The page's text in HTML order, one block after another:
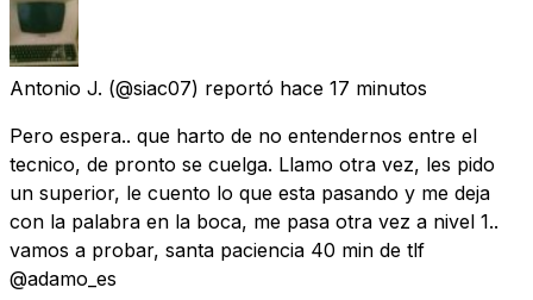
Antonio J. (@siac07) reportó hace 17 minutos
Pero espera.. que harto de no entendernos entre el
tecnico, de pronto se cuelga. Llamo otra vez, les pido
un superior, le cuento lo que esta pasando y me deja
con la palabra en la boca, me pasa otra vez a nivel 1..
vamos a probar, santa paciencia 40 min de tlf
@adamo_es